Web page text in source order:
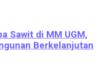
Sawit di MM UGM,
Berkelanjutan